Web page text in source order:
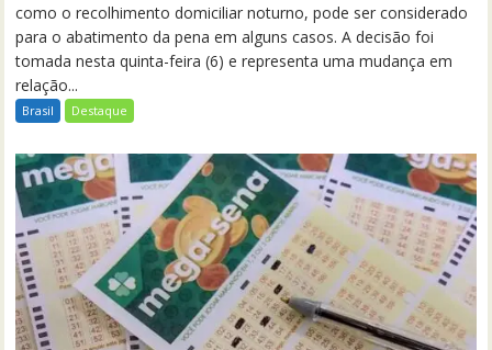
como o recolhimento domiciliar noturno, pode ser considerado
para o abatimento da pena em alguns casos. A decisão foi
tomada nesta quinta-feira (6) e representa uma mudança em
relação...
Brasil Destaque